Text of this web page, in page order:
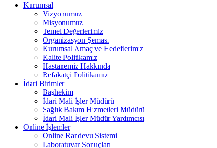
Kurumsal
Vizyonumuz
Misyonumuz
Temel Değerlerimiz
Organizasyon Şeması
Kurumsal Amaç ve Hedeflerimiz
Kalite Politikamız
Hastanemiz Hakkında
Refakatçi Politikamız
İdari Birimler
Başhekim
İdari Mali İşler Müdürü
Sağlık Bakım Hizmetleri Müdürü
İdari Mali İşler Müdür Yardımcısı
Online İşlemler
Online Randevu Sistemi
Laboratuvar Sonuçları